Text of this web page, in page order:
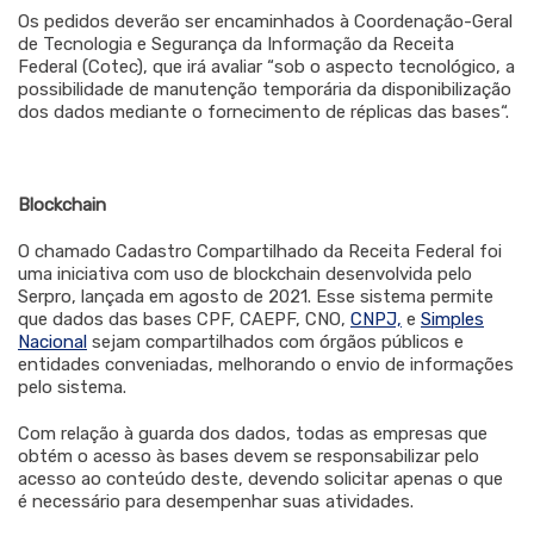
Os pedidos deverão ser encaminhados à Coordenação-Geral
de Tecnologia e Segurança da Informação da Receita
Federal (Cotec), que irá avaliar “sob o aspecto tecnológico, a
possibilidade de manutenção temporária da disponibilização
dos dados mediante o fornecimento de réplicas das bases“.
Blockchain
O chamado Cadastro Compartilhado da Receita Federal foi
uma iniciativa com uso de blockchain desenvolvida pelo
Serpro, lançada em agosto de 2021. Esse sistema permite
que dados das bases CPF, CAEPF, CNO, CNPJ, e Simples
Nacional sejam compartilhados com órgãos públicos e
entidades conveniadas, melhorando o envio de informações
pelo sistema.
Com relação à guarda dos dados, todas as empresas que
obtém o acesso às bases devem se responsabilizar pelo
acesso ao conteúdo deste, devendo solicitar apenas o que
é necessário para desempenhar suas atividades.